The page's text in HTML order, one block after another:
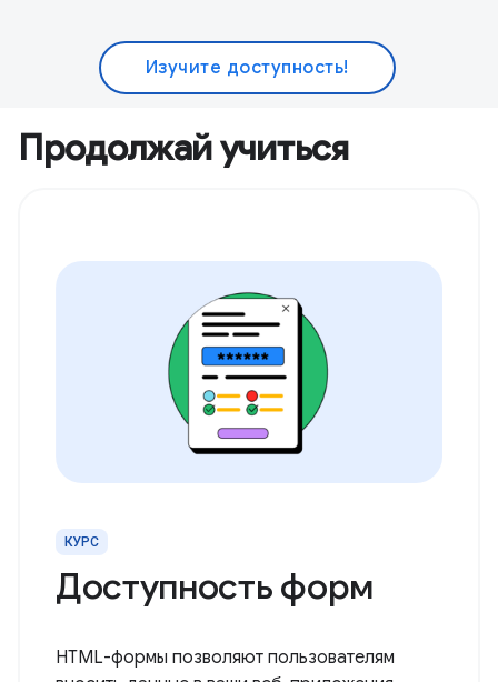
Изучите доступность!
Продолжай учиться
КУРС
Доступность форм
HTML-формы позволяют пользователям